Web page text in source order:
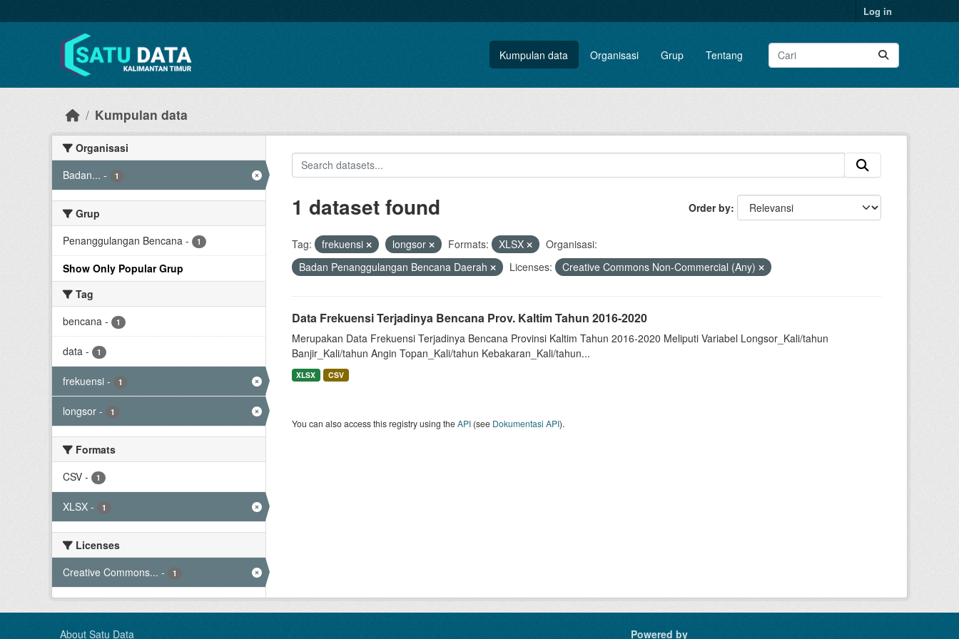
Log in
Kumpulan data Organisasi Grup Tentang
Kumpulan data
Organisasi
Badan... - 1
Grup
Penanggulangan Bencana - 1
Show Only Popular Grup
Tag
bencana - 1
data - 1
frekuensi - 1
longsor - 1
Formats
CSV - 1
XLSX - 1
Licenses
Creative Commons... - 1
Order by
1 dataset found
Tag: frekuensi longsor Formats: XLSX
Organisasi:
Badan Penanggulangan Bencana Daerah
Licenses: Creative Commons Non-Commercial (Any)
Data Frekuensi Terjadinya Bencana Prov. Kaltim Tahun 2016-2020
Merupakan Data Frekuensi Terjadinya Bencana Provinsi Kaltim Tahun 2016-2020 Meliputi Variabel Longsor_Kali/tahun
Banjir_Kali/tahun Angin Topan_Kali/tahun Kebakaran_Kali/tahun...
XLSX CSV
You can also access this registry using theAPI(see Dokumentasi API).
About Satu Data Powered by